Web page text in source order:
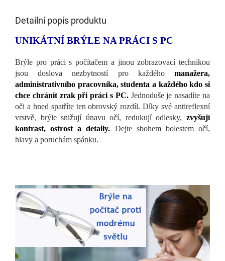
Detailní popis produktu
UNIKÁTNÍ BRÝLE NA PRÁCI S PC
Brýle pro práci s počítačem a jinou zobrazovací technikou
jsou doslova nezbytností pro každého manažera,
administrativního pracovníka, studenta a každého kdo si
chce chránit zrak při práci s PC.Jednoduše je nasadíte na
oči a hned spatříte ten obrovský rozdíl. Díky své antireflexní
vrstvě, brýle snižují únavu očí, redukují odlesky, zvyšují
kontrast, ostrost a detaily. Dejte sbohem bolestem očí,
hlavy a poruchám spánku.